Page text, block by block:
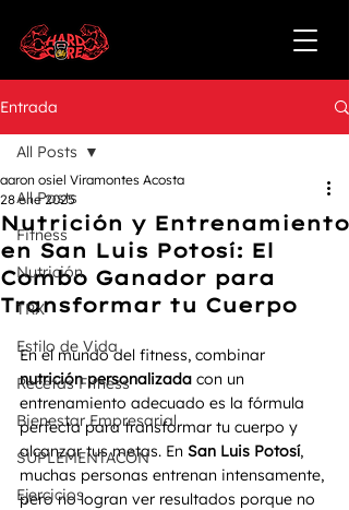
Entrada
All Posts
Fitness
Nutrición
TRX
Estilo de Vida
Recetas Fitness
Bienestar Empresarial
SUPLEMENTACÓN
Ejercicios
All Posts
Nutrición y Entrenamiento
en San Luis Potosí: El
Combo Ganador para
Transformar tu Cuerpo
aaron osiel Viramontes Acosta
28 ene 2025
En el mundo del fitness, combinar
nutrición personalizada con un
entrenamiento adecuado es la fórmula
perfecta para transformar tu cuerpo y
alcanzar tus metas. En San Luis Potosí,
muchas personas entrenan intensamente,
pero no logran ver resultados porque no